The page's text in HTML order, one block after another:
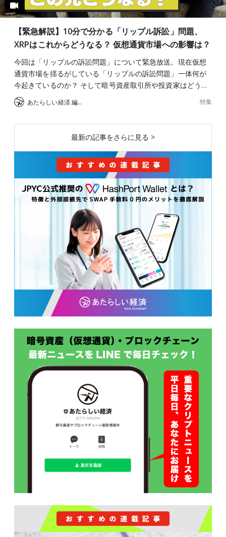
【緊急解説】10分で分かる「リップル訴訟」問題、
XRPはこれからどうなる？ 仮想通貨市場への影響は？
今回は「リップルの訴訟問題」について緊急放送。現在仮想
通貨市場を揺るがしている「リップルの訴訟問題」一体何が
今起きているのか？ そして暗号資産取引所や投資家はどう…
あたらしい経済 編集部 特集
最新の記事をさらに見る >